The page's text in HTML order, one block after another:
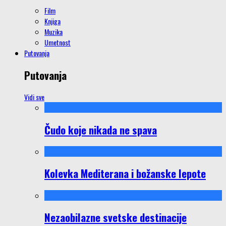
Film
Knjiga
Muzika
Umetnost
Putovanja
Putovanja
Vidi sve
Čudo koje nikada ne spava
Kolevka Mediterana i božanske lepote
Nezaobilazne svetske destinacije